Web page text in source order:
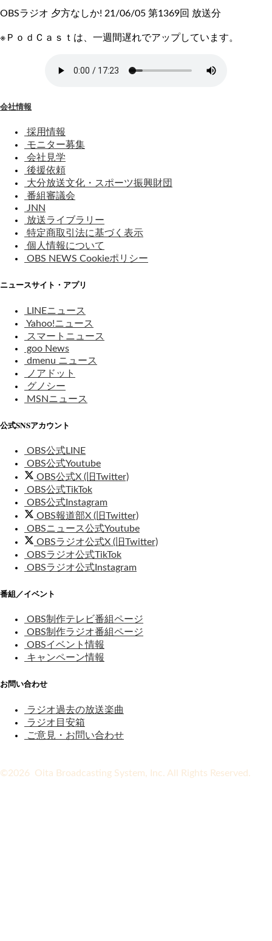
OBSラジオ 夕方なしか! 21/06/05 第1369回 放送分
※ＰｏｄＣａｓｔは、一週間遅れでアップしています。
会社情報
採用情報
モニター募集
会社見学
後援依頼
大分放送文化・スポーツ振興財団
番組審議会
JNN
放送ライブラリー
特定商取引法に基づく表示
個人情報について
OBS NEWS Cookieポリシー
ニュースサイト・アプリ
LINEニュース
Yahoo!ニュース
スマートニュース
goo News
dmenu ニュース
ノアドット
グノシー
MSNニュース
公式SNSアカウント
OBS公式LINE
OBS公式Youtube
OBS公式X (旧Twitter)
OBS公式TikTok
OBS公式Instagram
OBS報道部X (旧Twitter)
OBSニュース公式Youtube
OBSラジオ公式X (旧Twitter)
OBSラジオ公式TikTok
OBSラジオ公式Instagram
番組／イベント
OBS制作テレビ番組ページ
OBS制作ラジオ番組ページ
OBSイベント情報
キャンペーン情報
お問い合わせ
ラジオ過去の放送楽曲
ラジオ目安箱
ご意見・お問い合わせ
©2026 Oita Broadcasting System, Inc. All Rights Reserved.